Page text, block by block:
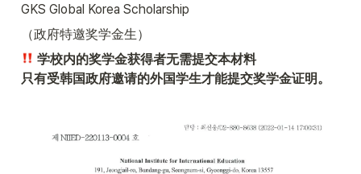
GKS Global Korea Scholarship
（政府特邀奖学金生）
学校内的奖学金获得者无需提交本材料
只有受韩国政府邀请的外国学生才能提交奖学金证明。